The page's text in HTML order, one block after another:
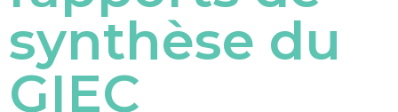
synthèse du
GIEC